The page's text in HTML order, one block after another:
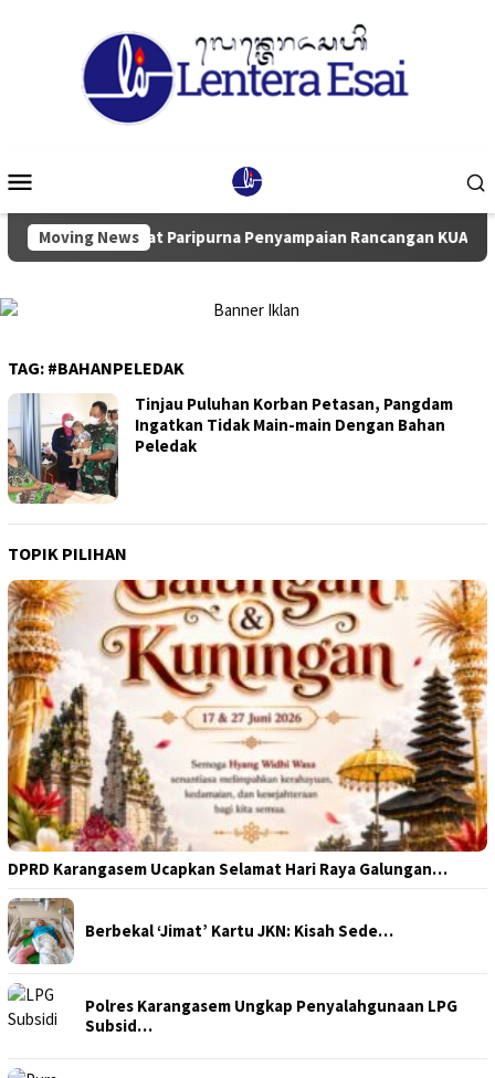
Mobile
Moving News
Pimpin Rapat Paripurna Penyampaian Rancangan KUA-PPAS
TAG: #BAHANPELEDAK
Tinjau Puluhan Korban Petasan, Pangdam
Ingatkan Tidak Main-main Dengan Bahan
Peledak
TOPIK PILIHAN
DPRD Karangasem Ucapkan Selamat Hari Raya Galungan…
Berbekal ‘Jimat’ Kartu JKN: Kisah Sede…
Polres Karangasem Ungkap Penyalahgunaan LPG
Subsid…